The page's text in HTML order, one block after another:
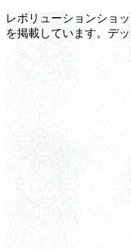
レボリューションショ
を掲載しています。デ